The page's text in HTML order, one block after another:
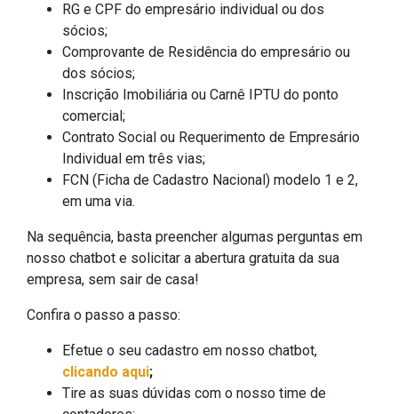
RG e CPF do empresário individual ou dos
sócios;
Comprovante de Residência do empresário ou
dos sócios;
Inscrição Imobiliária ou Carnê IPTU do ponto
comercial;
Contrato Social ou Requerimento de Empresário
Individual em três vias;
FCN (Ficha de Cadastro Nacional) modelo 1 e 2,
em uma via.
Na sequência, basta preencher algumas perguntas em
nosso chatbot e solicitar a abertura gratuita da sua
empresa, sem sair de casa!
Confira o passo a passo:
Efetue o seu cadastro em nosso chatbot,
clicando aqui;
Tire as suas dúvidas com o nosso time de